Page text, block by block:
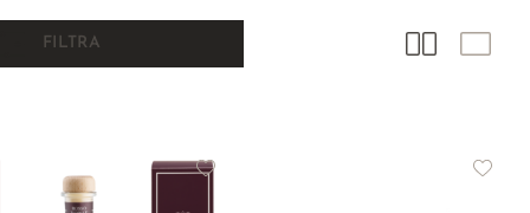
FILTRA